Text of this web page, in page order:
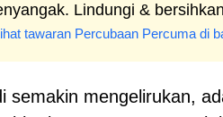
Lindungi &
tawaran Percubaan Percuma di
semakin mengelirukan,